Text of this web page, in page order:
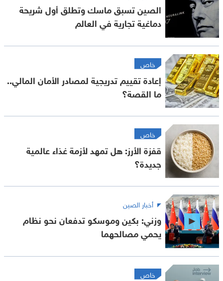
الصين تسبق ماسك وتطلق أول شريحة
دماغية تجارية في العالم
خاص
إعادة تقييم تدريجية لمصادر الأمان المالي..
ما القصة؟
خاص
قفزة الأرز: هل تمهد لأزمة غذاء عالمية
جديدة؟
أخبار الصين
وزني: بكين وموسكو تدفعان نحو نظام
يحمي مصالحهما
خاص